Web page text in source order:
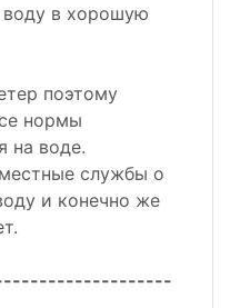
в хорошую
поэтому
нормы
на воде.
службы о
и конечно же